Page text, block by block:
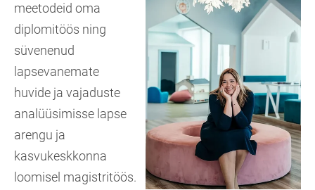
meetodeid oma
diplomitöös ning
süvenenud
lapsevanemate
huvide ja vajaduste
analüüsimisse lapse
arengu ja
kasvukeskkonna
loomisel magistritöös.